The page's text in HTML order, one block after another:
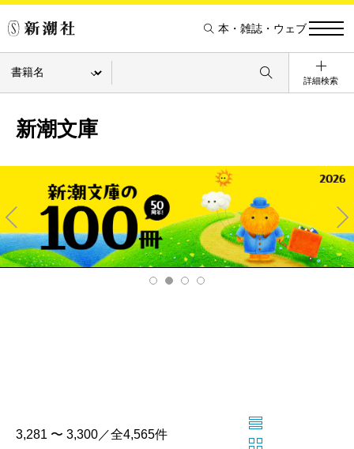
本・雑誌・ウェブ
詳細検索
新潮文庫
Pre
v
Ne
xt
3,281 〜 3,300／全4,565件